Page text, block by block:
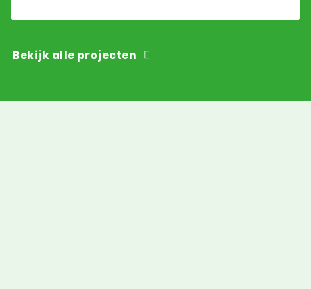
Bekijk alle projecten